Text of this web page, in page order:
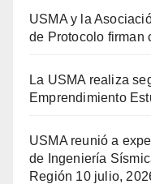
USMA y la
de Protocolo firman
La USMA realiza
Emprendimiento
USMA reunió a
de Ingeniería
Región 10 julio,